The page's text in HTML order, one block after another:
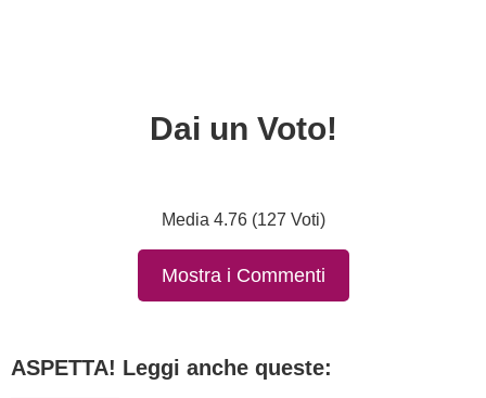
Dai un Voto!
Media 4.76 (127 Voti)
Mostra i Commenti
ASPETTA! Leggi anche queste: